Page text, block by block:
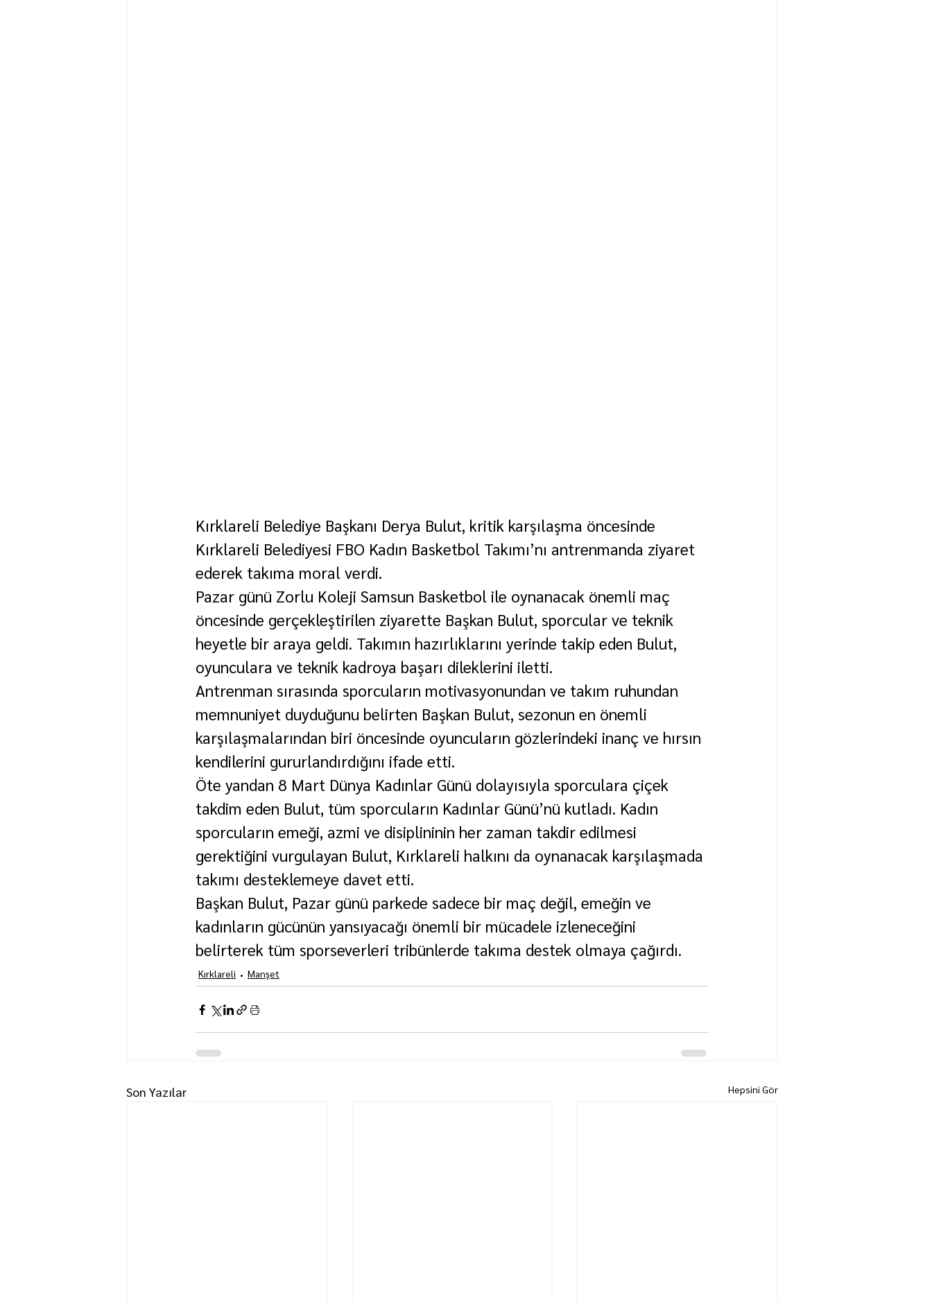
Kırklareli Belediye Başkanı Derya Bulut, kritik karşılaşma öncesinde
Kırklareli Belediyesi FBO Kadın Basketbol Takımı’nı antrenmanda ziyaret
ederek takıma moral verdi.
Pazar günü Zorlu Koleji Samsun Basketbol ile oynanacak önemli maç
öncesinde gerçekleştirilen ziyarette Başkan Bulut, sporcular ve teknik
heyetle bir araya geldi. Takımın hazırlıklarını yerinde takip eden Bulut,
oyunculara ve teknik kadroya başarı dileklerini iletti.
Antrenman sırasında sporcuların motivasyonundan ve takım ruhundan
memnuniyet duyduğunu belirten Başkan Bulut, sezonun en önemli
karşılaşmalarından biri öncesinde oyuncuların gözlerindeki inanç ve hırsın
kendilerini gururlandırdığını ifade etti.
Öte yandan 8 Mart Dünya Kadınlar Günü dolayısıyla sporculara çiçek
takdim eden Bulut, tüm sporcuların Kadınlar Günü’nü kutladı. Kadın
sporcuların emeği, azmi ve disiplininin her zaman takdir edilmesi
gerektiğini vurgulayan Bulut, Kırklareli halkını da oynanacak karşılaşmada
takımı desteklemeye davet etti.
Başkan Bulut, Pazar günü parkede sadece bir maç değil, emeğin ve
kadınların gücünün yansıyacağı önemli bir mücadele izleneceğini
belirterek tüm sporseverleri tribünlerde takıma destek olmaya çağırdı.
Kırklareli Manşet
Son Yazılar Hepsini Gör